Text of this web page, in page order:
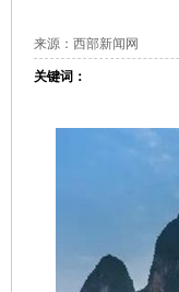
来源：西部新闻网
关键词：